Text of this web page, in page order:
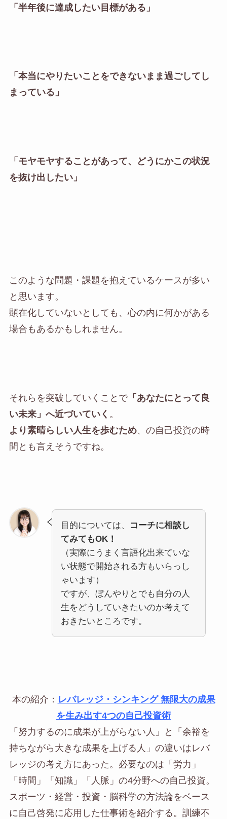
「半年後に達成したい目標がある」
「本当にやりたいことをできないまま過ごしてし
まっている」
「モヤモヤすることがあって、どうにかこの状況
を抜け出したい」
このような問題・課題を抱えているケースが多い
と思います。
顕在化していないとしても、心の内に何かがある
場合もあるかもしれません。
それらを突破していくことで「あなたにとって良
い未来」へ近づいていく 。
より素晴らしい人生を歩むため、の自己投資の時
間とも言えそうですね。
目的については、
コーチに相談し
てみてもOK！
（実際にうまく言語化出来ていな
い状態で開始される方もいらっし
ゃいます）
ですが、ぼんやりとでも自分の人
生をどうしていきたいのか考えて
おきたいところです。
本の紹介： レバレッジ・シンキング 無限大の成果
を生み出す4つの自己投資術
「努力するのに成果が上がらない人」と「余裕を
持ちながら大きな成果を上げる人」の違いはレバ
レッジの考え方にあった。必要なのは「労力」
「時間」「知識」「人脈」の4分野への自己投資。
スポーツ・経営・投資・脳科学の方法論をベース
に自己啓発に応用した仕事術を紹介する。訓練不